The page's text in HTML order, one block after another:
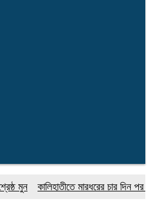
কালিহাতীতে মারধরের চার দিন পর